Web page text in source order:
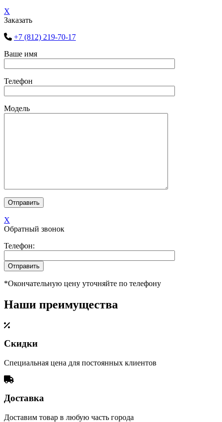
X
Заказать
+7 (812) 219-70-17
Ваше имя
Телефон
Модель
X
Обратный звонок
Телефон:
*Окончательную цену уточняйте по телефону
Наши преимущества
Скидки
Специальная цена для постоянных клиентов
Доставка
Доставим товар в любую часть города